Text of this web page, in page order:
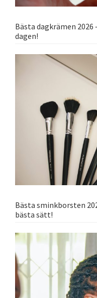
Bästa dagkrämen 2026
dagen!
Bästa sminkborsten
bästa sätt!